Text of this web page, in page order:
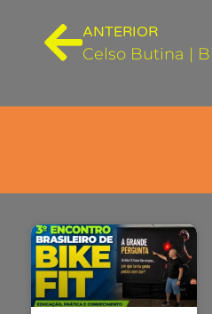
ANTERIOR
Celso Butina |